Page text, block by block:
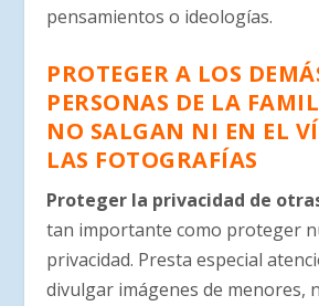
pensamientos o ideologías.
PROTEGER A LOS
PERSONAS DE LA
NO SALGAN NI EN EL
LAS FOTOGRAFÍAS
Proteger la privacidad de
tan importante como proteger
privacidad. Presta especial
divulgar imágenes de menores,